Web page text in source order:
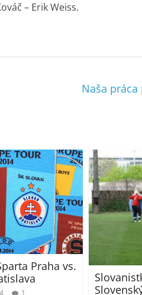
– Erik Weiss.
Naša
Praha vs.
1